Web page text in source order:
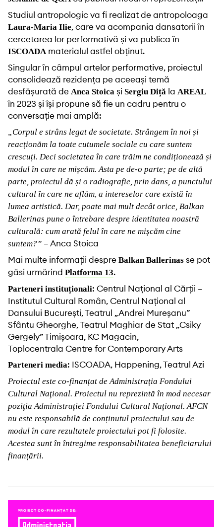
Studiul antropologic va fi realizat de antropoloaga
Laura-Maria Ilie, care va acompania dansatorii în
cercetarea lor performativă și va publica în
ISCOADAmaterialul astfel obținut.
Singular în câmpul artelor performative, proiectul
consolidează rezidența pe aceeași temă
desfășurată de Anca Stoica și Sergiu Diță la AREAL
în 2023 și își propune să fie un cadru pentru o
conversație mai amplă:
„Corpul e strâns legat de societate. Strângem în noi și
reacționăm la toate cutumele sociale cu care suntem
crescuți. Deci societatea în care trăim ne condiționează și
modul în care ne mișcăm. Asta pe de-o parte; pe de altă
parte, proiectul dă și o radiografie, prin dans, a punctului
cultural în care ne aflăm, a intereselor care există în
lumea artistică. Dar, poate mai mult decât orice, Balkan
Ballerinas pune o întrebare despre identitatea noastră
culturală: cum arată felul în care ne mișcăm cine
suntem?” – Anca Stoica
Mai multe informații despre Balkan Ballerinas se pot
găsi urmărind Platforma 13.
Parteneri instituționali: Centrul Național al Cărții –
Institutul Cultural Român, Centrul Național al
Dansului București, Teatrul „Andrei Mureșanu”
Sfântu Gheorghe, Teatrul Maghiar de Stat „Csiky
Gergely” Timișoara, KC Magacin,
Toplocentrala Centre for Contemporary Arts
Parteneri media: ISCOADA, Happening, Teatrul Azi
Proiectul este co-finanțat de Administrația Fondului
Cultural Naţional. Proiectul nu reprezintă în mod necesar
poziţia Administrației Fondului Cultural Național. AFCN
nu este responsabilă de conținutul proiectului sau de
modul în care rezultatele proiectului pot fi folosite.
Acestea sunt în întregime responsabilitatea beneficiarului
finanțării.